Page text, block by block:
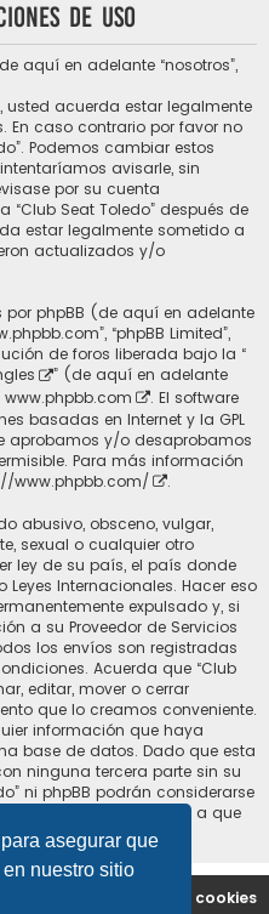
asegurar que
nuestro sitio
de uso
aquí en adelante “nosotros”,
usted acuerda estar legalmente
En caso contrario por favor no
Podemos cambiar estos
avisarle, sin
por su cuenta
Seat Toledo” después de
estar legalmente sometido a
actualizados y/o
por phpBB (de aquí en adelante
“phpBB Limited”,
de foros liberada bajo la “
” (de aquí en adelante
www.phpbb.com
. El software
basadas en Internet y la GPL
aprobamos y/o desaprobamos
Para más información
www.phpbb.com/ .
abusivo, obsceno, vulgar,
sexual o cualquier otro
ley de su país, el país donde
Leyes Internacionales. Hacer eso
expulsado y, si
a su Proveedor de Servicios
los envíos son registradas
Acuerda que “Club
editar, mover o cerrar
que lo creamos conveniente.
información que haya
base de datos. Dado que esta
ninguna tercera parte sin su
ni phpBB podrán considerarse
de hacking que conlleve a que
Borrar cookies